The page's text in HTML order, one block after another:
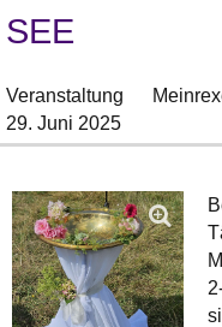
SEE
Veranstaltung
29. Juni 2025